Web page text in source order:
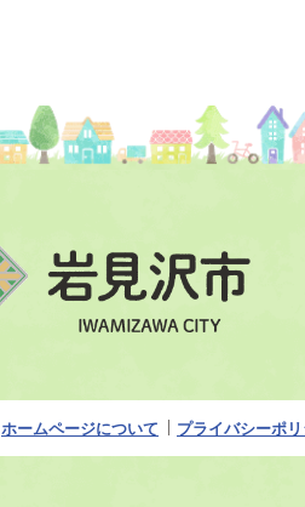
ホームページについて プライバシーポ